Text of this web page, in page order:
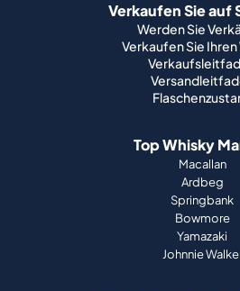
Verkaufen Sie auf
Werden Sie
Verkaufen Sie
Top Whisky
Macallan
Ardbeg
Springbank
Bowmore
Yamazaki
Johnnie